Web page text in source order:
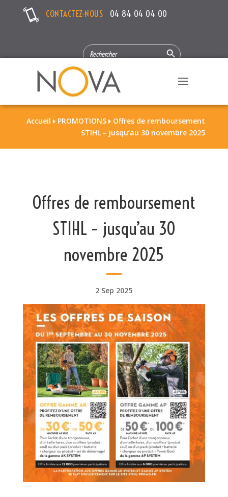
CONTACTEZ-NOUS 04 84 04 04 00
SEARCH
FOR:
Search Button
Accueil  PROMOTIONS  Offres de remboursement
STIHL – jusqu’au 30 novembre 2025
Offres de remboursement
STIHL – jusqu’au 30
novembre 2025
2 Sep 2025